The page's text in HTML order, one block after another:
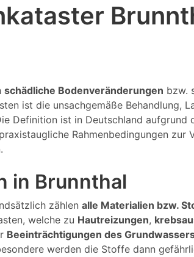
schädliche Bodenveränderungen bzw.
ist die unsachgemäße Behandlung,
Definition ist in Deutschland aufgrund
Rahmenbedingungen zur
in Brunnthal
zählen alle Materialien bzw.
welche zu Hautreizungen,
Beeinträchtigungen des
werden die Stoffe dann